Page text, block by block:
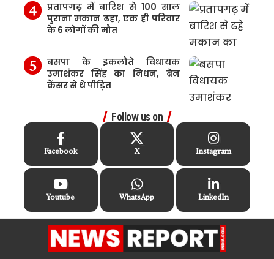
प्रतापगढ़ में बारिश से 100 साल
पुराना मकान ढहा, एक ही परिवार
के 6 लोगों की मौत
बसपा के इकलौते विधायक
उमाशंकर सिंह का निधन, ब्रेन
कैंसर से थे पीड़ित
Follow us on
Facebook X Instagram
Youtube WhatsApp LinkedIn